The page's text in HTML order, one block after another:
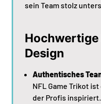
sein Team stolz
Hochwertige
Design
Authentisches
NFL Game Trikot
der Profis